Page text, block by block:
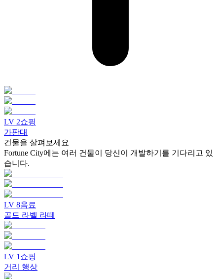
LV 2쇼핑
가판대
건물을 살펴보세요
Fortune City에는 여러 건물이 당신이 개발하기를 기다리고 있
습니다.
LV 8음료
골드 라벨 라떼
LV 1 쇼핑
거리 행상